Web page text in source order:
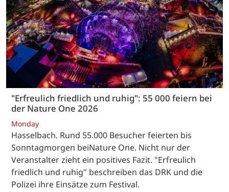
"Erfreulich friedlich und ruhig": 55 000 feiern bei
der Nature One 2026
Monday
Hasselbach. Rund 55.000 Besucher feierten bis
Sonntagmorgen beiNature One. Nicht nur der
Veranstalter zieht ein positives Fazit. "Erfreulich
friedlich und ruhig" beschreiben das DRK und die
Polizei ihre Einsätze zum Festival.